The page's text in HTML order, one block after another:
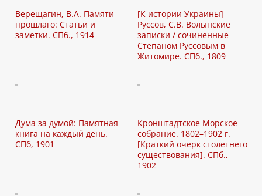
Верещагин, В.А. Памяти
прошлаго: Статьи и
заметки. СПб., 1914
[К истории Украины]
Руссов, С.В. Волынские
записки / сочиненные
Степаном Руссовым в
Житомире. СПб., 1809
Дума за думой: Памятная
книга на каждый день.
СПб, 1901
Кронштадтское Морское
собрание. 1802–1902 г.
[Краткий очерк столетнего
существования]. СПб.,
1902